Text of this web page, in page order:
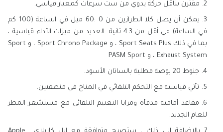
مقترن بناقل حركة يدوي من ست سرعات كمعيار قياسي.
يمكن أن يصل كلا الطرازين من 0 :60 ميل في الساعة (100 كم
في الساعة) في أقل من 4.3 ثانية. العديد من ميزات الأداء قياسية ،
بما في ذلك Sport Seats Plus ، و Sport Chrono Package ، و Sport
Exhaust System ، و PASM Sport
جنوط 20 بوصة مطلية بالساتان الأسود.
تأتي قياسية مع التحكم التلقائي في المناخ في منطقتين.
مقاعد أمامية مدفأة ومرايا التعتيم التلقائي مع مستشعر المطر
للعام الجديد.